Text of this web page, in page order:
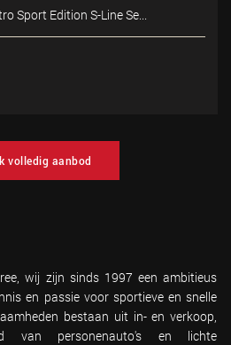
Sport Edition S-Line Se...
volledig aanbod
wij zijn sinds 1997 een ambitieus
en passie voor sportieve en snelle
bestaan uit in- en verkoop,
van personenauto's en lichte